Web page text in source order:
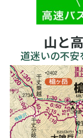
山と
道迷いの不安